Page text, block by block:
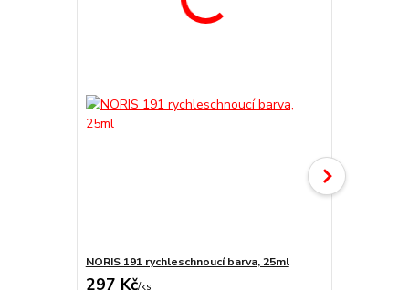
NORIS 191 rychleschnoucí barva, 25ml
297 Kč/ks